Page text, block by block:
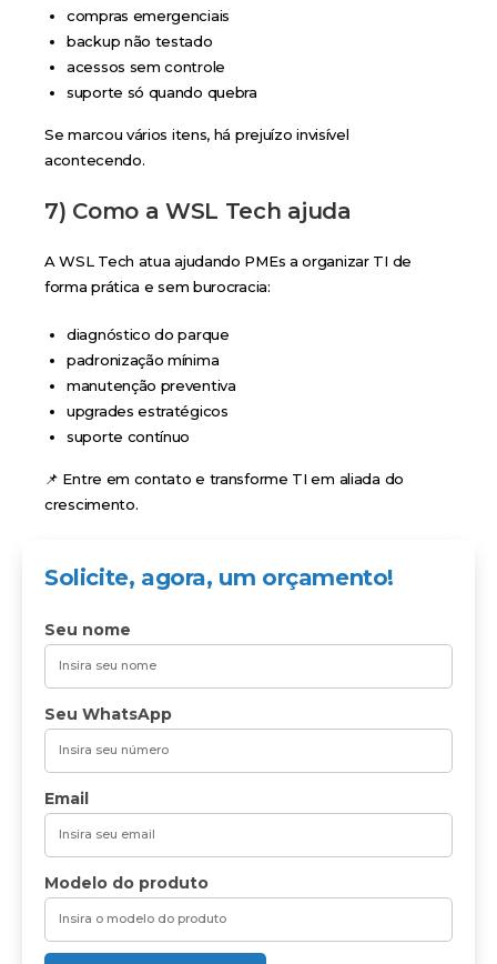
compras emergenciais
backup não testado
acessos sem controle
suporte só quando quebra
Se marcou vários itens, há prejuízo invisível
acontecendo.
7) Como a WSL Tech ajuda
A WSL Tech atua ajudando PMEs a organizar TI de
forma prática e sem burocracia:
diagnóstico do parque
padronização mínima
manutenção preventiva
upgrades estratégicos
suporte contínuo
📌 Entre em contato e transforme TI em aliada do
crescimento.
Solicite, agora, um orçamento!
Seu nome
Seu WhatsApp
Email
Modelo do produto